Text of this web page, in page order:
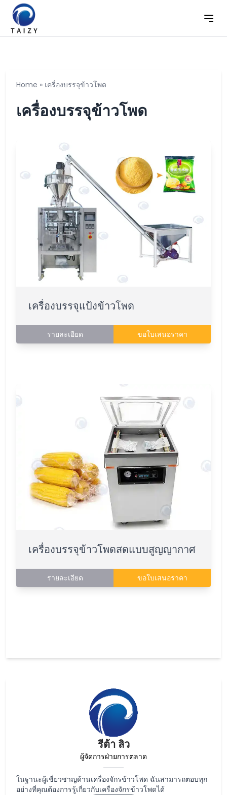
รีต้า ลิว
ผู้จัดการฝ่ายการตลาด
ในฐานะผู้เชี่ยวชาญด้านเครื่องจักรข้าวโพด ฉันสามารถตอบทุก
อย่างที่คุณต้องการรู้เกี่ยวกับเครื่องจักรข้าวโพดได้
Home » เครื่องบรรจุข้าวโพด
เครื่องบรรจุข้าวโพด
เครื่องบรรจุแป้งข้าวโพด
รายละเอียด ขอใบเสนอราคา
เครื่องบรรจุข้าวโพดสดแบบสูญญากาศ
รายละเอียด ขอใบเสนอราคา